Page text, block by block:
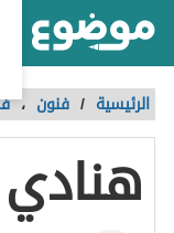
الرئيسية / فنون ،